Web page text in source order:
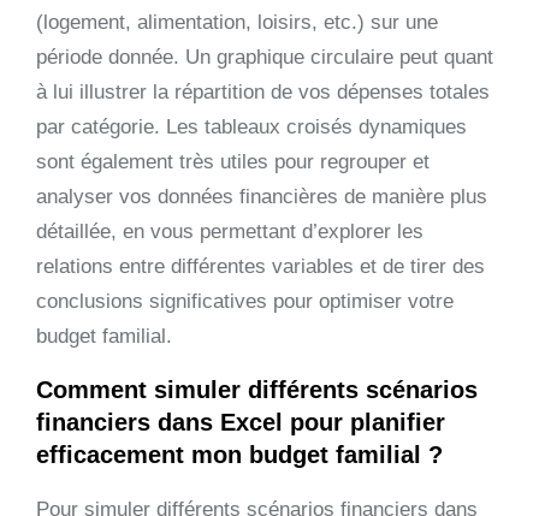
(logement, alimentation, loisirs, etc.) sur une
période donnée. Un graphique circulaire peut quant
à lui illustrer la répartition de vos dépenses totales
par catégorie. Les tableaux croisés dynamiques
sont également très utiles pour regrouper et
analyser vos données financières de manière plus
détaillée, en vous permettant d’explorer les
relations entre différentes variables et de tirer des
conclusions significatives pour optimiser votre
budget familial.
Comment simuler différents scénarios
financiers dans Excel pour planifier
efficacement mon budget familial ?
Pour simuler différents scénarios financiers dans